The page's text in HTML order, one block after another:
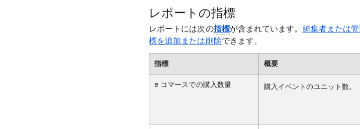
レポートの指標
レポートには次の指標が含まれています。 編集者または
標を追加または削除できます。
指標 概要
e コマースでの購入数量 購入イベントのユニット数。